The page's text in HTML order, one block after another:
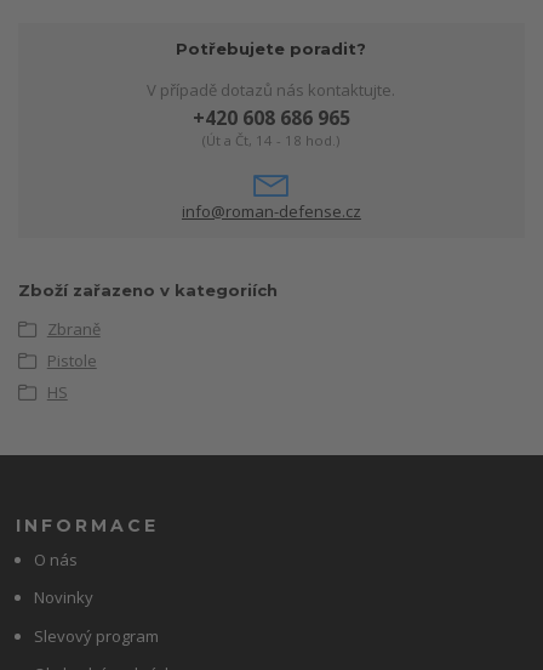
Potřebujete poradit?
V případě dotazů nás kontaktujte.
+420 608 686 965
(Út a Čt, 14 - 18 hod.)
info@roman-defense.cz
Zboží zařazeno v kategoriích
Zbraně
Pistole
HS
INFORMACE
O nás
Novinky
Slevový program